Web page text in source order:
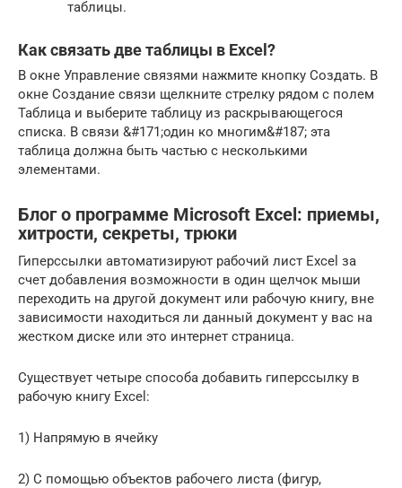
таблицы.
Как связать две таблицы в Excel?
В окне Управление связями нажмите кнопку Создать. В
окне Создание связи щелкните стрелку рядом с полем
Таблица и выберите таблицу из раскрывающегося
списка. В связи &#171;один ко многим&#187; эта
таблица должна быть частью с несколькими
элементами.
Блог о программе Microsoft Excel: приемы,
хитрости, секреты, трюки
Гиперссылки автоматизируют рабочий лист Excel за
счет добавления возможности в один щелчок мыши
переходить на другой документ или рабочую книгу, вне
зависимости находиться ли данный документ у вас на
жестком диске или это интернет страница.
Существует четыре способа добавить гиперссылку в
рабочую книгу Excel:
1) Напрямую в ячейку
2) C помощью объектов рабочего листа (фигур,